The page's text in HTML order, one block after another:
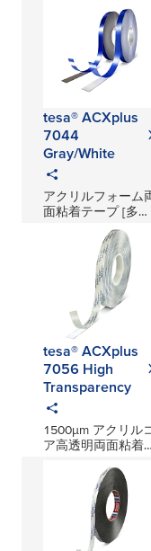
1,200µm厚／白
tesa® ACXplus
7044
Gray/White
アクリルフォーム
面粘着テープ [多用
途] 1mm厚／グレ
tesa® ACXplus
7056 High
Transparency
1500μm アクリル
ア高透明両面粘着テ